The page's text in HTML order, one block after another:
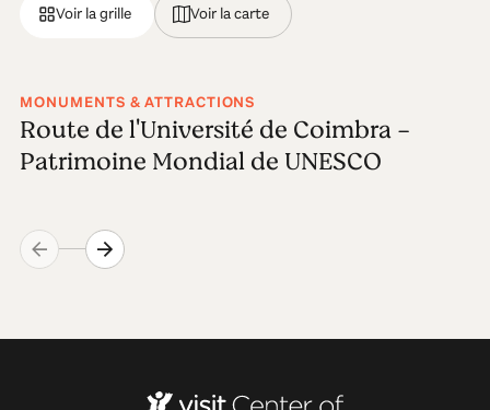
Voir la grille Voir la carte
MONUMENTS & ATTRACTIONS
Route de l'Université de Coimbra -
Patrimoine Mondial de UNESCO